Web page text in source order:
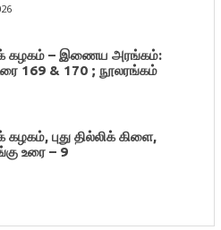
கழகம் – இணைய அரங்கம்:
169 & 170 ; நூலரங்கம்
கழகம், புது தில்லிக் கிளை,
உரை – 9